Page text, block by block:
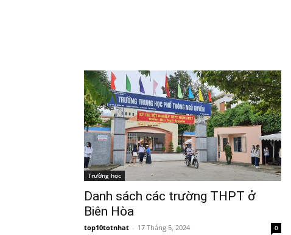
Trường học
Danh sách các trường THPT ở
Biên Hòa
top10totnhat - 17 Tháng 5, 2024 0